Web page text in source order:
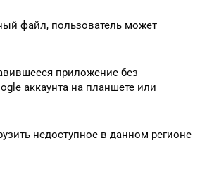
файл, пользователь может
приложение без
аккаунта на планшете или
недоступное в данном регионе